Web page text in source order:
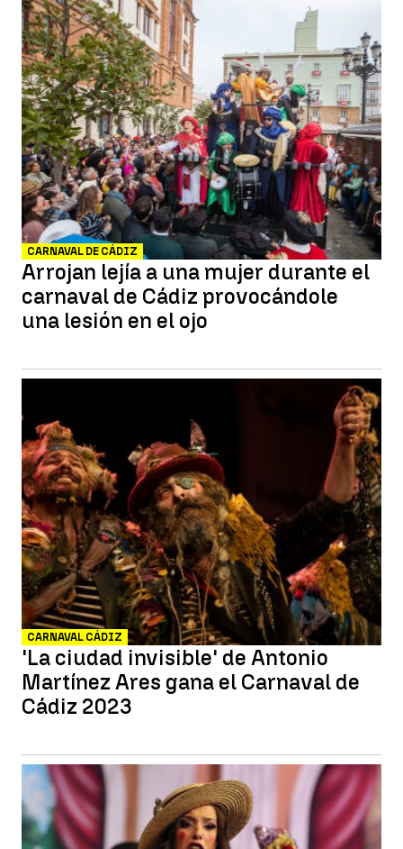
CARNAVAL DE CÁDIZ
Arrojan lejía a una mujer durante el
carnaval de Cádiz provocándole
una lesión en el ojo
CARNAVAL CÁDIZ
'La ciudad invisible' de Antonio
Martínez Ares gana el Carnaval de
Cádiz 2023